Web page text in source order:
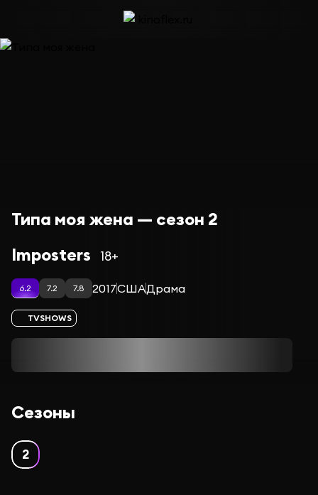
Типа моя жена — сезон 2
Imposters
18+
6.2 7.2 7.8 2017СШАДрама
TVSHOWS
Сезоны
2